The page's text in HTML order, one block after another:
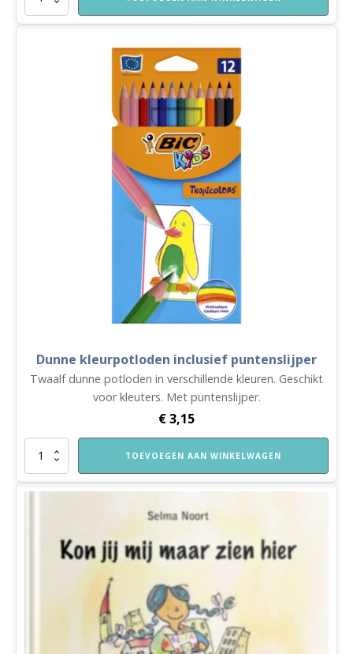
Dunne kleurpotloden inclusief puntenslijper
Twaalf dunne potloden in verschillende kleuren. Geschikt
voor kleuters. Met puntenslijper.
€3,15
Dunne
inclusief
TOEVOEGEN AAN WINKELWAGEN